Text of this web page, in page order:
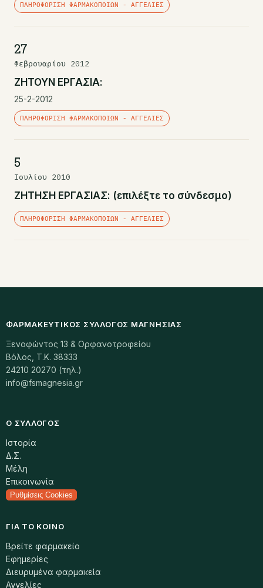
ΠΛΗΡΟΦΌΡΙΣΗ ΦΑΡΜΑΚΟΠΟΙΏΝ - ΑΓΓΕΛΊΕΣ
27
Φεβρουαρίου 2012
ΖΗΤΟΥΝ ΕΡΓΑΣΙΑ:
25-2-2012
ΠΛΗΡΟΦΌΡΙΣΗ ΦΑΡΜΑΚΟΠΟΙΏΝ - ΑΓΓΕΛΊΕΣ
5
Ιουλίου 2010
ΖΗΤΗΣΗ ΕΡΓΑΣΙΑΣ: (επιλέξτε το σύνδεσμο)
ΠΛΗΡΟΦΌΡΙΣΗ ΦΑΡΜΑΚΟΠΟΙΏΝ - ΑΓΓΕΛΊΕΣ
ΦΑΡΜΑΚΕΥΤΙΚΌΣ ΣΎΛΛΟΓΟΣ ΜΑΓΝΗΣΊΑΣ
Ξενοφώντος 13 & Ορφανοτροφείου
Βόλος, Τ.Κ. 38333
24210 20270 (τηλ.)
info@fsmagnesia.gr
Ο ΣΎΛΛΟΓΟΣ
Ιστορία
Δ.Σ.
Μέλη
Επικοινωνία
Ρυθμίσεις Cookies
ΓΙΑ ΤΟ ΚΟΙΝΌ
Βρείτε φαρμακείο
Εφημερίες
Διευρυμένα φαρμακεία
Αγγελίες